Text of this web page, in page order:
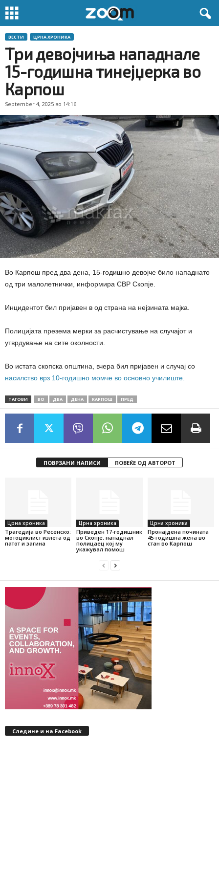
ВЕСТИ ЦРНА ХРОНИКА
Tри девојчиња нападнале
15-годишна тинејџерка во
Карпош
September 4, 2025 во 14:16
Во Карпош пред два дена, 15-годишно девојче било нападнато
од три малолетнички, информира СВР Скопје.
Инцидентот бил пријавен в од страна на нејзината мајка.
Полицијата презема мерки за расчистување на случајот и
утврдување на сите околности.
Во истата скопска општина, вчера бил пријавен и случај со
насилство врз 10-годишно момче во основно училиште.
ТАГОВИ ВО ДВА ДЕНА КАРПОШ ПРЕД
ПОВРЗАНИ НАПИСИ ПОВЕЌЕ ОД АВТОРОТ
Црна хроника
Трагедија во Ресенско:
мотоциклист излета од
патот и загина
Црна хроника
Приведен 17-годишник
во Скопје: нападнал
полицаец кој му
укажувал помош
Црна хроника
Пронајдена почината
45-годишна жена во
стан во Карпош
Следине и на Facebook